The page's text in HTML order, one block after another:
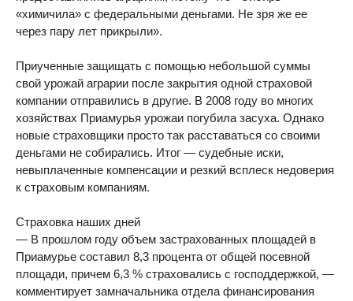
«химичила» с федеральными деньгами. Не зря же ее
через пару лет прикрыли».
Приученные защищать с помощью небольшой суммы
свой урожай аграрии после закрытия одной страховой
компании отправились в другие. В 2008 году во многих
хозяйствах Приамурья урожаи погубила засуха. Однако
новые страховщики просто так расставаться со своими
деньгами не собирались. Итог — судебные иски,
невыплаченные компенсации и резкий всплеск недоверия
к страховым компаниям.
Страховка наших дней
— В прошлом году объем застрахованных площадей в
Приамурье составил 8,3 процента от общей посевной
площади, причем 6,3 % страховались с господдержкой, —
комментирует замначальника отдела финансирования